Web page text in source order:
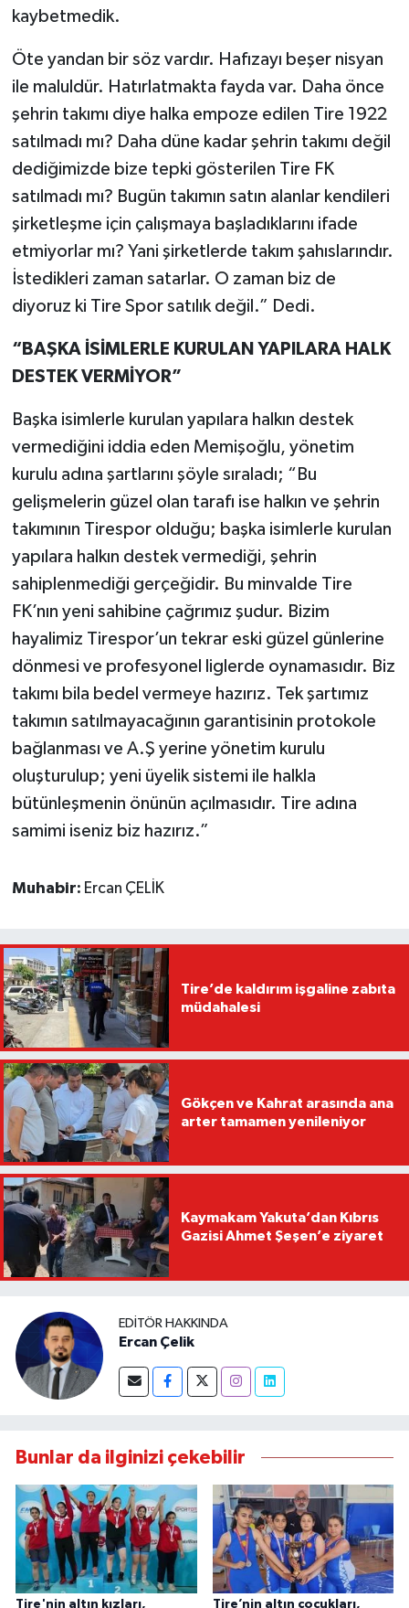
kaybetmedik.
Öte yandan bir söz vardır. Hafızayı beşer nisyan
ile maluldür. Hatırlatmakta fayda var. Daha önce
şehrin takımı diye halka empoze edilen Tire 1922
satılmadı mı? Daha düne kadar şehrin takımı değil
dediğimizde bize tepki gösterilen Tire FK
satılmadı mı? Bugün takımın satın alanlar kendileri
şirketleşme için çalışmaya başladıklarını ifade
etmiyorlar mı? Yani şirketlerde takım şahıslarındır.
İstedikleri zaman satarlar. O zaman biz de
diyoruz ki Tire Spor satılık değil.” Dedi.
“BAŞKA İSİMLERLE KURULAN YAPILARA HALK
DESTEK VERMİYOR”
Başka isimlerle kurulan yapılara halkın destek
vermediğini iddia eden Memişoğlu, yönetim
kurulu adına şartlarını şöyle sıraladı; “Bu
gelişmelerin güzel olan tarafı ise halkın ve şehrin
takımının Tirespor olduğu; başka isimlerle kurulan
yapılara halkın destek vermediği, şehrin
sahiplenmediği gerçeğidir. Bu minvalde Tire
FK’nın yeni sahibine çağrımız şudur. Bizim
hayalimiz Tirespor’un tekrar eski güzel günlerine
dönmesi ve profesyonel liglerde oynamasıdır. Biz
takımı bila bedel vermeye hazırız. Tek şartımız
takımın satılmayacağının garantisinin protokole
bağlanması ve A.Ş yerine yönetim kurulu
oluşturulup; yeni üyelik sistemi ile halkla
bütünleşmenin önünün açılmasıdır. Tire adına
samimi iseniz biz hazırız.”
Muhabir: Ercan ÇELİK
Tire’de kaldırım işgaline zabıta
müdahalesi
Gökçen ve Kahrat arasında ana
arter tamamen yenileniyor
Kaymakam Yakuta’dan Kıbrıs
Gazisi Ahmet Şeşen’e ziyaret
EDITÖR HAKKINDA
Ercan Çelik
Bunlar da ilginizi çekebilir
Tire'nin altın kızları, Tire’nin altın çocukları,